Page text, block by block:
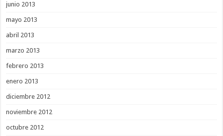
junio 2013
mayo 2013
abril 2013
marzo 2013
febrero 2013
enero 2013
diciembre 2012
noviembre 2012
octubre 2012